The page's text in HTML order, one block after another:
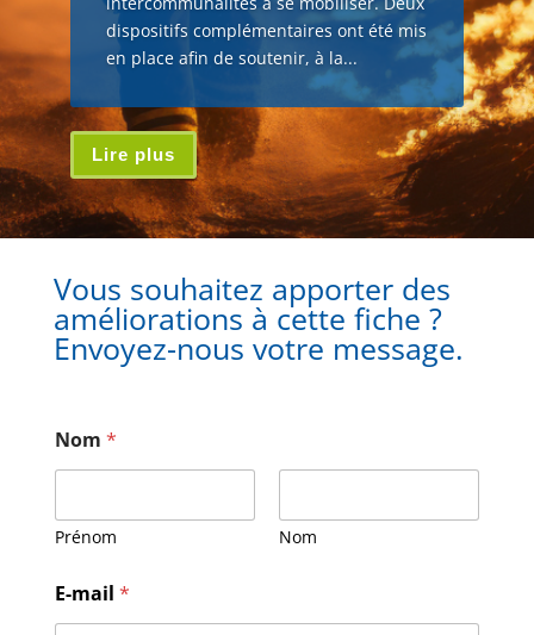
dispositifs complémentaires ont été mis
en place afin de soutenir, à la...
Lire plus
Vous souhaitez apporter des
améliorations à cette fiche ?
Envoyez-nous votre message.
Nom *
Prénom Nom
-
m
E-mail *